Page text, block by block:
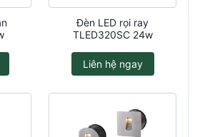
Đèn LED rọi ray
TLED320SC 24w
Liên hệ ngay